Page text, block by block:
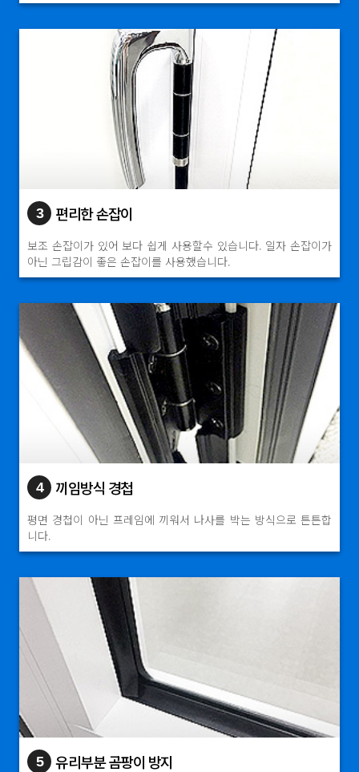
3 편리한 손잡이
보조 손잡이가 있어 보다 쉽게 사용할수 있습니다. 일자 손잡이가
아닌 그립감이 좋은 손잡이를 사용했습니다.
4 끼임방식 경첩
평면 경첩이 아닌 프레임에 끼워서 나사를 박는 방식으로 튼튼합
니다.
5 유리부분 곰팡이 방지